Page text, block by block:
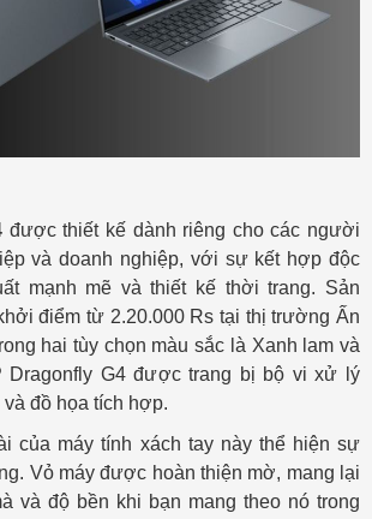
được thiết kế dành riêng cho các người
và doanh nghiệp, với sự kết hợp độc
mạnh mẽ và thiết kế thời trang. Sản
điểm từ 2.20.000 Rs tại thị trường Ấn
hai tùy chọn màu sắc là Xanh lam và
Dragonfly G4 được trang bị bộ vi xử lý
và đồ họa tích hợp.
của máy tính xách tay này thể hiện sự
Vỏ máy được hoàn thiện mờ, mang lại
và độ bền khi bạn mang theo nó trong